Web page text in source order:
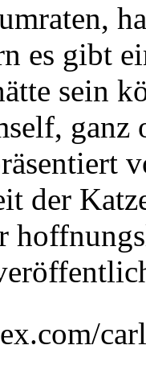
es gibt
sein
ganz
der